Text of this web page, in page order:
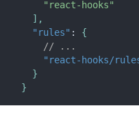
"react-hooks"
] ,
"rules" :
{
// ...
"react-hooks/
}
}